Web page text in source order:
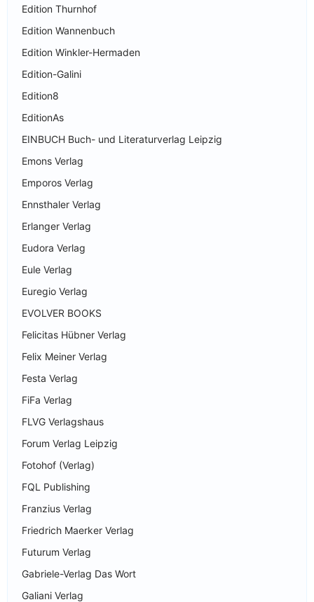
Edition Thurnhof
Edition Wannenbuch
Edition Winkler-Hermaden
Edition-Galini
Edition8
EditionAs
EINBUCH Buch- und Literaturverlag Leipzig
Emons Verlag
Emporos Verlag
Ennsthaler Verlag
Erlanger Verlag
Eudora Verlag
Eule Verlag
Euregio Verlag
EVOLVER BOOKS
Felicitas Hübner Verlag
Felix Meiner Verlag
Festa Verlag
FiFa Verlag
FLVG Verlagshaus
Forum Verlag Leipzig
Fotohof (Verlag)
FQL Publishing
Franzius Verlag
Friedrich Maerker Verlag
Futurum Verlag
Gabriele-Verlag Das Wort
Galiani Verlag